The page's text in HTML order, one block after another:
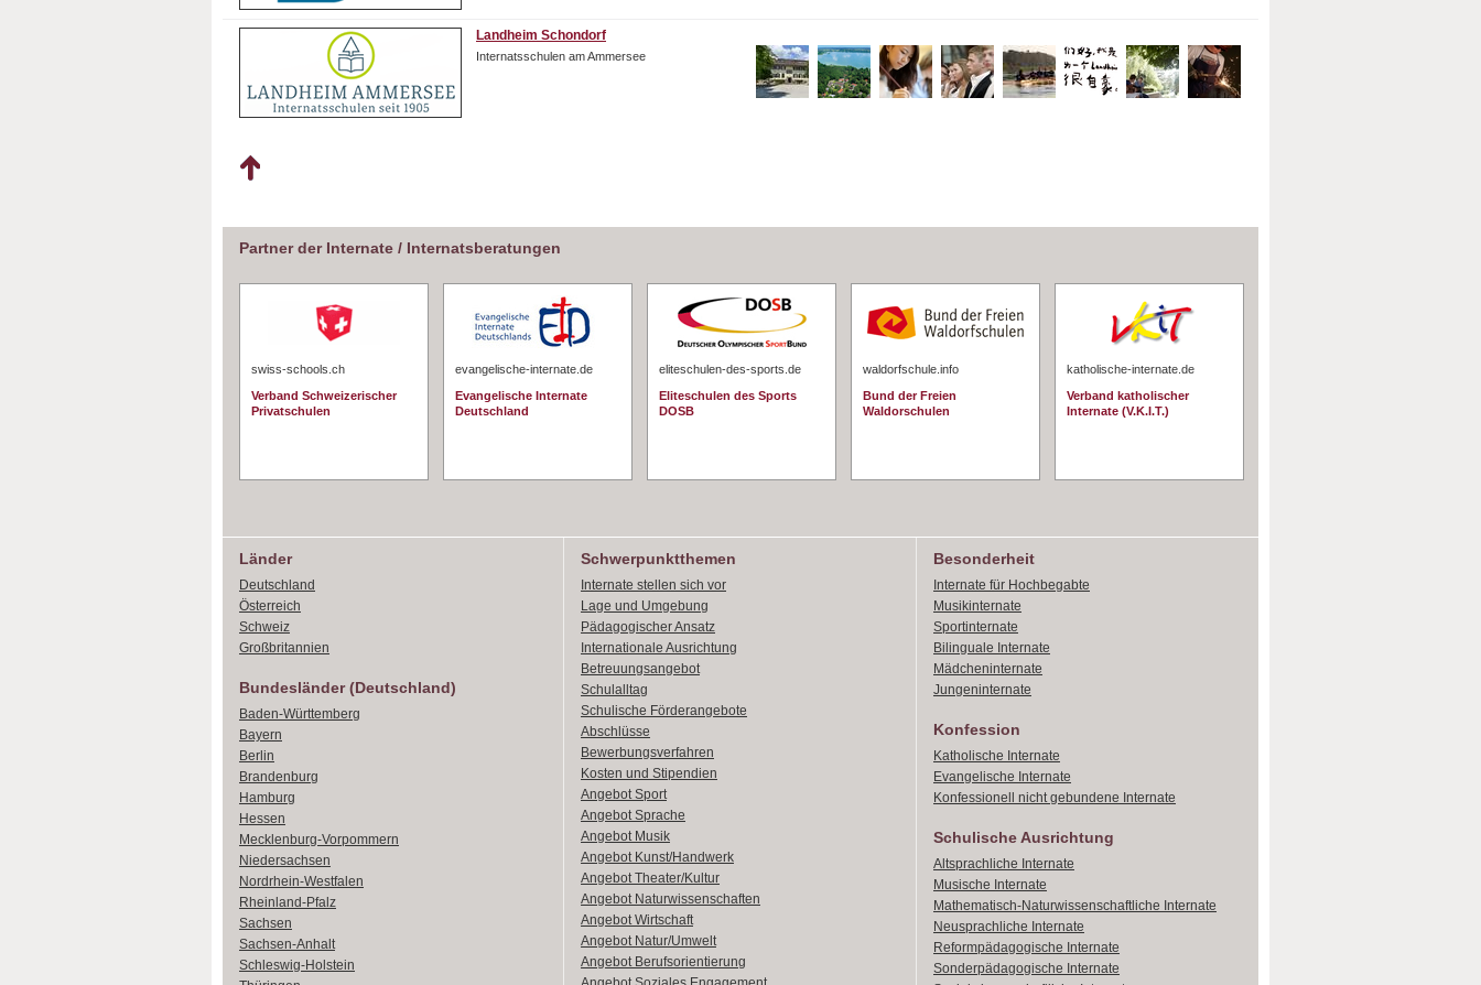
Landheim Schondorf
Internatsschulen am Ammersee
Partner der Internate / Internatsberatungen
swiss-schools.ch
Verband Schweizerischer
Privatschulen
evangelische-internate.de
Evangelische Internate
Deutschland
eliteschulen-des-sports.de
Eliteschulen des Sports
DOSB
waldorfschule.info
Bund der Freien
Waldorschulen
katholische-internate.de
Verband katholischer
Internate (V.K.I.T.)
Länder
Deutschland
Österreich
Schweiz
Großbritannien
Bundesländer (Deutschland)
Baden-Württemberg
Bayern
Berlin
Brandenburg
Hamburg
Hessen
Mecklenburg-Vorpommern
Niedersachsen
Nordrhein-Westfalen
Rheinland-Pfalz
Sachsen
Sachsen-Anhalt
Schleswig-Holstein
Schwerpunktthemen
Internate stellen sich vor
Lage und Umgebung
Pädagogischer Ansatz
Internationale Ausrichtung
Betreuungsangebot
Schulalltag
Schulische Förderangebote
Abschlüsse
Bewerbungsverfahren
Kosten und Stipendien
Angebot Sport
Angebot Sprache
Angebot Musik
Angebot Kunst/Handwerk
Angebot Theater/Kultur
Angebot Naturwissenschaften
Angebot Wirtschaft
Angebot Natur/Umwelt
Angebot Berufsorientierung
Besonderheit
Internate für Hochbegabte
Musikinternate
Sportinternate
Bilinguale Internate
Mädcheninternate
Jungeninternate
Konfession
Katholische Internate
Evangelische Internate
Konfessionell nicht gebundene Internate
Schulische Ausrichtung
Altsprachliche Internate
Musische Internate
Mathematisch-Naturwissenschaftliche Internate
Neusprachliche Internate
Reformpädagogische Internate
Sonderpädagogische Internate